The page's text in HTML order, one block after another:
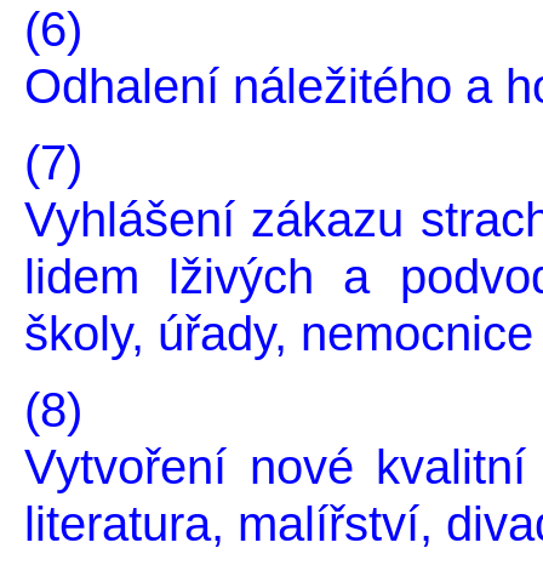
(6)
Odhalení náležitého a
(7)
Vyhlášení zákazu
lidem lživých a
školy, úřady,
(8)
Vytvoření nové
literatura, malířství,